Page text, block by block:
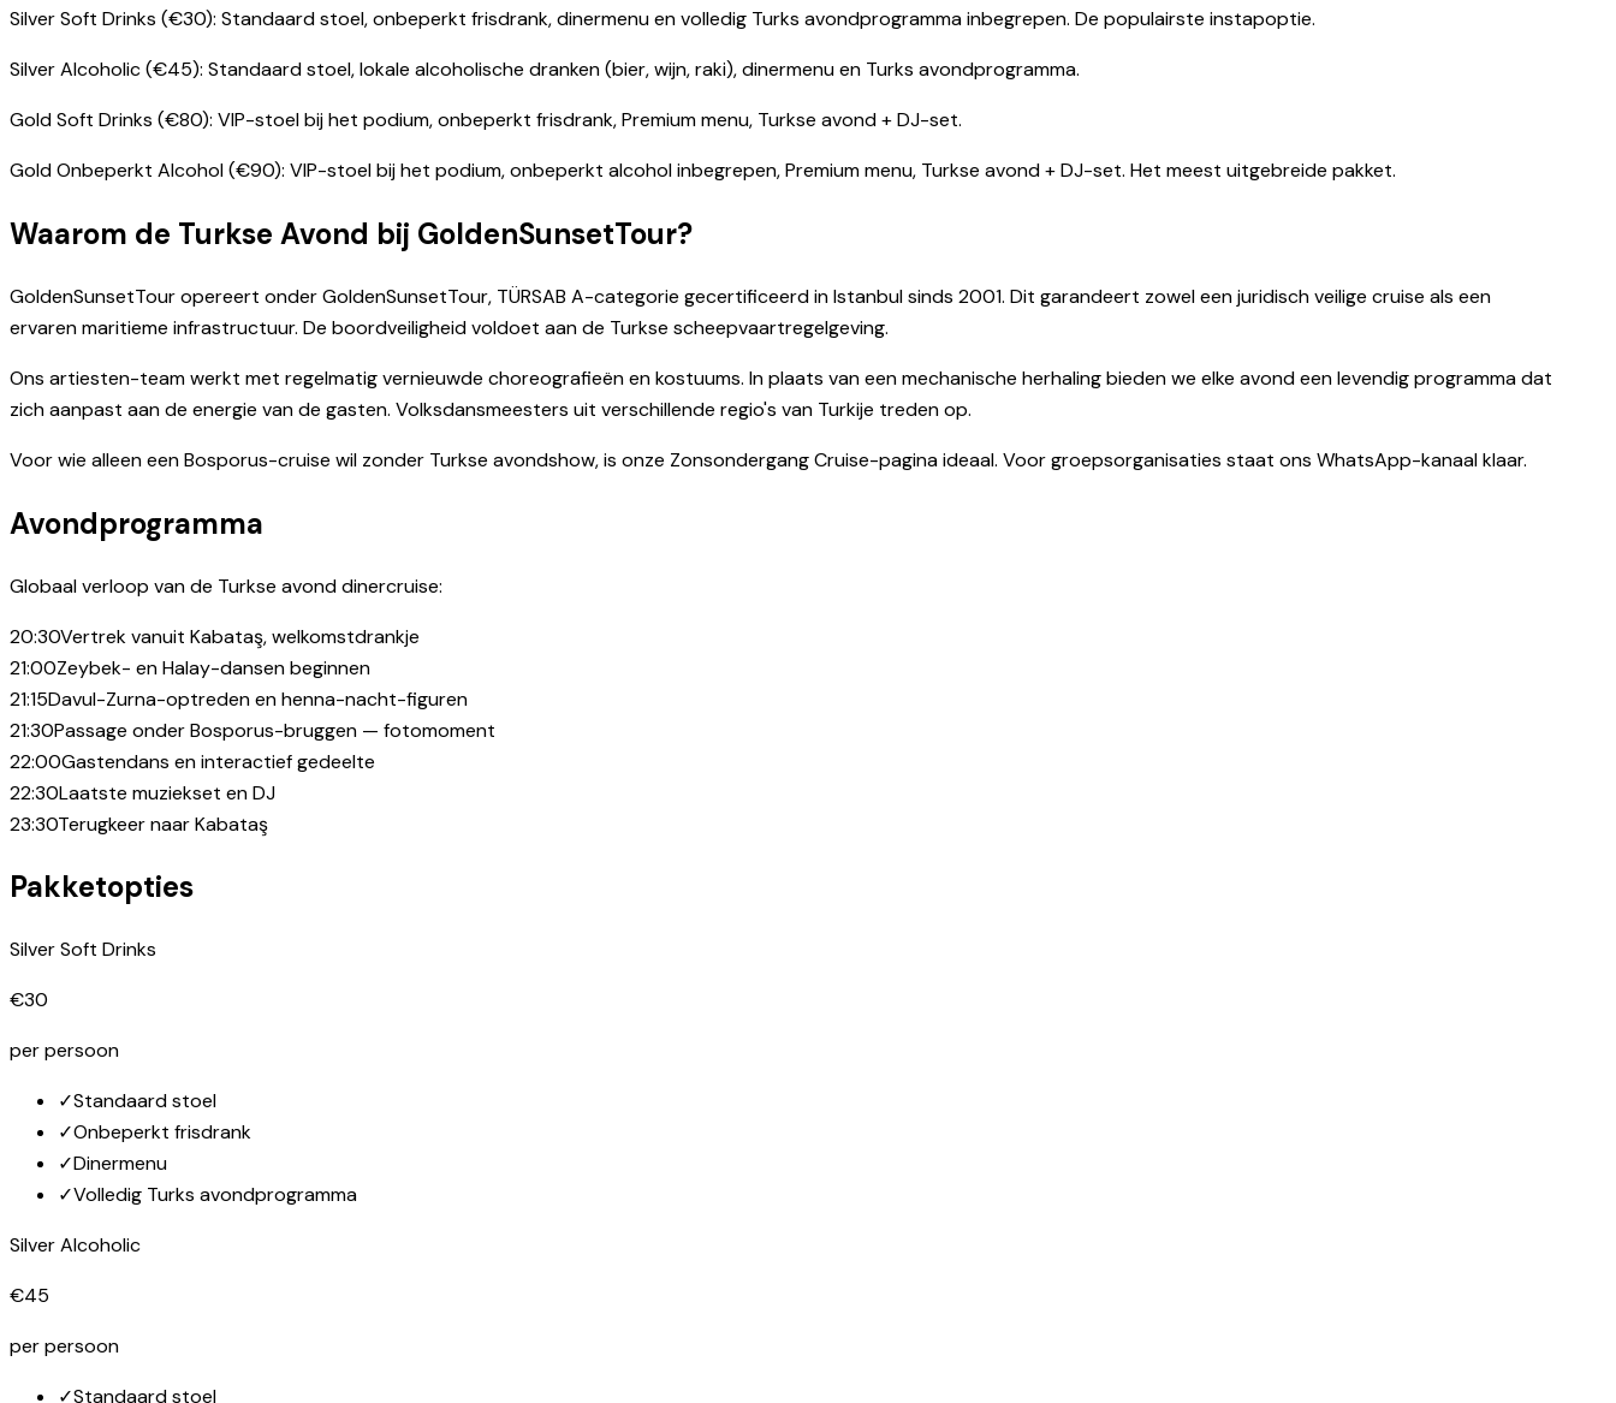
Silver Soft Drinks (€30): Standaard stoel, onbeperkt frisdrank, dinermenu en volledig Turks avondprogramma inbegrepen. De populairste instapoptie.
Silver Alcoholic (€45): Standaard stoel, lokale alcoholische dranken (bier, wijn, raki), dinermenu en Turks avondprogramma.
Gold Soft Drinks (€80): VIP-stoel bij het podium, onbeperkt frisdrank, Premium menu, Turkse avond + DJ-set.
Gold Onbeperkt Alcohol (€90): VIP-stoel bij het podium, onbeperkt alcohol inbegrepen, Premium menu, Turkse avond + DJ-set. Het meest uitgebreide pakket.
Waarom de Turkse Avond bij GoldenSunsetTour?
GoldenSunsetTour opereert onder GoldenSunsetTour, TÜRSAB A-categorie gecertificeerd in Istanbul sinds 2001. Dit garandeert zowel een juridisch veilige cruise als een
ervaren maritieme infrastructuur. De boordveiligheid voldoet aan de Turkse scheepvaartregelgeving.
Ons artiesten-team werkt met regelmatig vernieuwde choreografieën en kostuums. In plaats van een mechanische herhaling bieden we elke avond een levendig programma dat
zich aanpast aan de energie van de gasten. Volksdansmeesters uit verschillende regio's van Turkije treden op.
Voor wie alleen een Bosporus-cruise wil zonder Turkse avondshow, is onze Zonsondergang Cruise-pagina ideaal. Voor groepsorganisaties staat ons WhatsApp-kanaal klaar.
Avondprogramma
Globaal verloop van de Turkse avond dinercruise:
20:30Vertrek vanuit Kabataş, welkomstdrankje
21:00Zeybek- en Halay-dansen beginnen
21:15Davul-Zurna-optreden en henna-nacht-figuren
21:30Passage onder Bosporus-bruggen — fotomoment
22:00Gastendans en interactief gedeelte
22:30Laatste muziekset en DJ
23:30Terugkeer naar Kabataş
Pakketopties
Silver Soft Drinks
€30
per persoon
✓Standaard stoel
✓Onbeperkt frisdrank
✓Dinermenu
✓Volledig Turks avondprogramma
Silver Alcoholic
€45
per persoon
✓Standaard stoel